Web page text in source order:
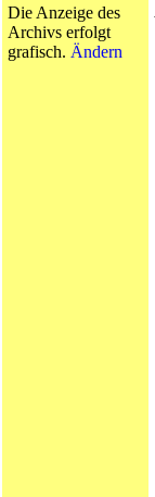
Die Anzeige des
Archivs erfolgt
grafisch. Ändern